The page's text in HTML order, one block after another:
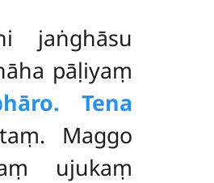
jaṅghāsu
pāḷiyaṃ
Tena
Maggo
ujukaṃ